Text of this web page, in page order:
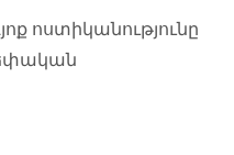
ոստիկանությունը